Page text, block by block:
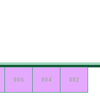
002
004
006